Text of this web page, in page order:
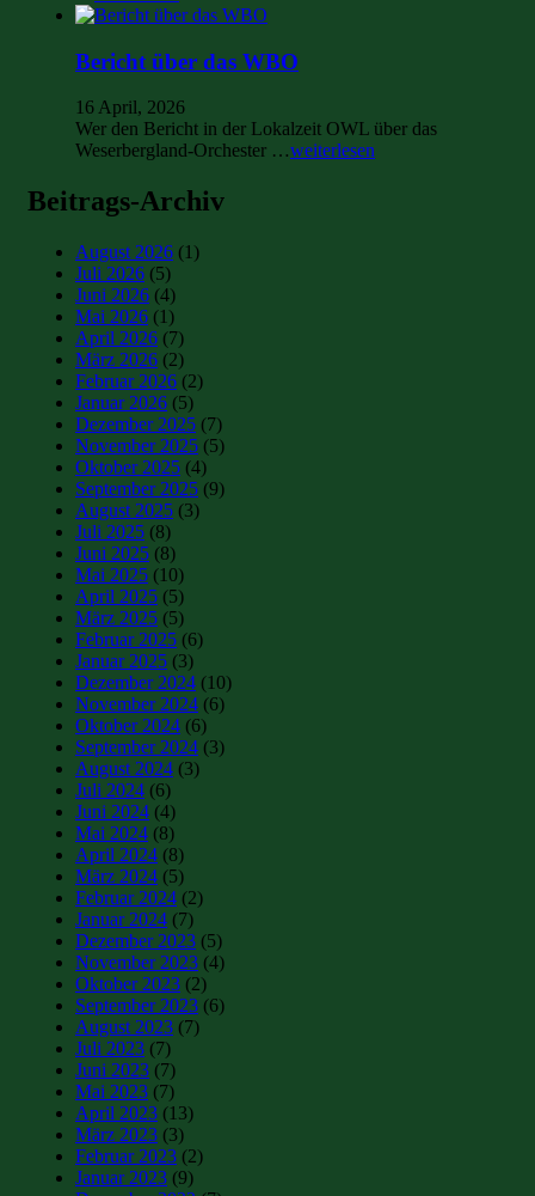
Bericht über das WBO
16 April, 2026
Wer den Bericht in der Lokalzeit OWL über das
Weserbergland-Orchester …weiterlesen
Beitrags-Archiv
August 2026 (1)
Juli 2026 (5)
Juni 2026 (4)
Mai 2026 (1)
April 2026 (7)
März 2026 (2)
Februar 2026 (2)
Januar 2026 (5)
Dezember 2025 (7)
November 2025 (5)
Oktober 2025 (4)
September 2025 (9)
August 2025 (3)
Juli 2025 (8)
Juni 2025 (8)
Mai 2025 (10)
April 2025 (5)
März 2025 (5)
Februar 2025 (6)
Januar 2025 (3)
Dezember 2024 (10)
November 2024 (6)
Oktober 2024 (6)
September 2024 (3)
August 2024 (3)
Juli 2024 (6)
Juni 2024 (4)
Mai 2024 (8)
April 2024 (8)
März 2024 (5)
Februar 2024 (2)
Januar 2024 (7)
Dezember 2023 (5)
November 2023 (4)
Oktober 2023 (2)
September 2023 (6)
August 2023 (7)
Juli 2023 (7)
Juni 2023 (7)
Mai 2023 (7)
April 2023 (13)
März 2023 (3)
Februar 2023 (2)
Januar 2023 (9)